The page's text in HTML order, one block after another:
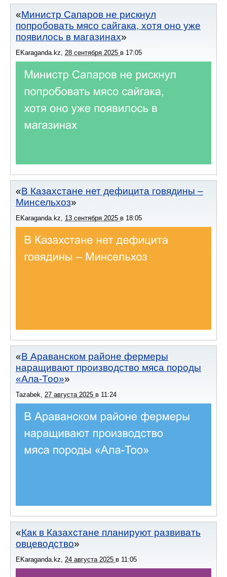
Министр Сапаров не рискнул
попробовать мясо сайгака, хотя оно уже
появилось в магазинах
EKaraganda.kz 28 сентября 2025 в 17:05
В Казахстане нет дефицита говядины –
Минсельхоз
EKaraganda.kz 13 сентября 2025 в 18:05
В Араванском районе фермеры
наращивают производство мяса породы
«Ала-Тоо»
Tazabek 27 августа 2025 в 11:24
Как в Казахстане планируют развивать
овцеводство
EKaraganda.kz, 24 августа 2025 в 11:05